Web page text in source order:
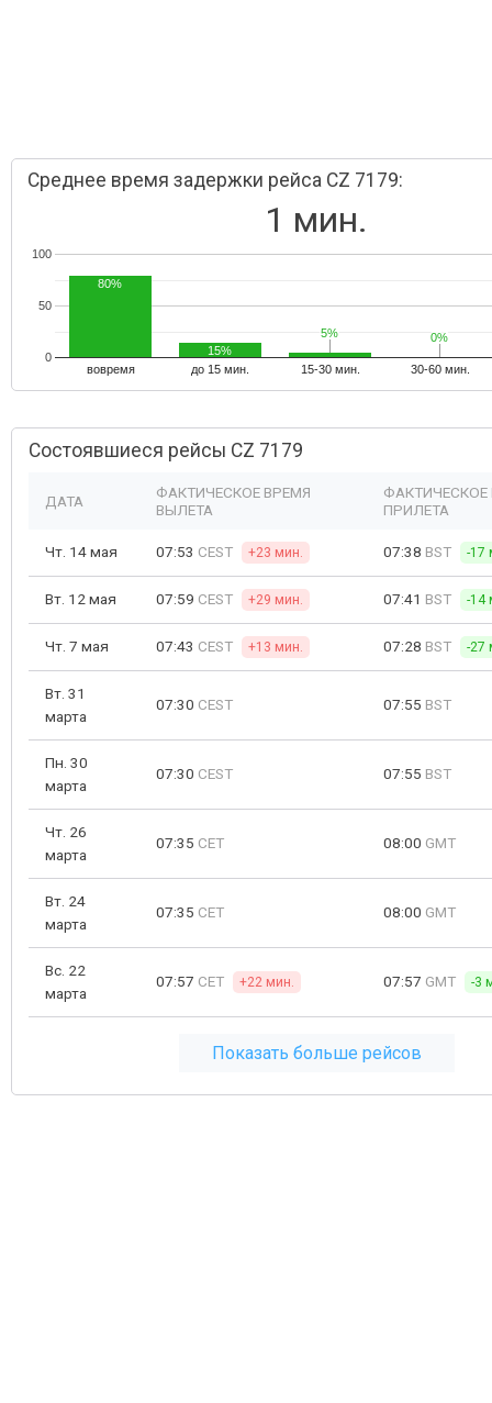
Среднее время задержки рейса CZ 7179:
1 мин.
вовремя до 15 мин. 15-30 мин. 30-60 мин.
0
50
100
80%
15%
5%
5% 0%
0%
Состоявшиеся рейсы CZ 7179
ДАТА
ФАКТИЧЕСКОЕ ВРЕМЯ
ВЫЛЕТА
ФАКТИЧЕСКОЕ
ПРИЛЕТА
Чт. 14 мая 07:53 CEST +23 мин. 07:38 BST -17
Вт. 12 мая 07:59 CEST +29 мин. 07:41 BST -14
Чт. 7 мая 07:43 CEST +13 мин. 07:28 BST -27
Вт. 31
марта
07:30 CEST 07:55 BST
Пн. 30
марта
07:30 CEST 07:55 BST
Чт. 26
марта
07:35 CET 08:00 GMT
Вт. 24
марта
07:35 CET 08:00 GMT
Вс. 22
марта
07:57 CET +22 мин. 07:57 GMT -3
Показать больше рейсов